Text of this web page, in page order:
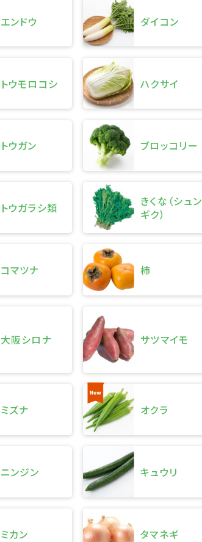
エンドウ ダイコン
トウモロコシ ハクサイ
トウガン ブロッコリー
トウガラシ類
きくな（シュン
ギク）
コマツナ 柿
大阪シロナ サツマイモ
ミズナ オクラ
ニンジン キュウリ
ミカン タマネギ